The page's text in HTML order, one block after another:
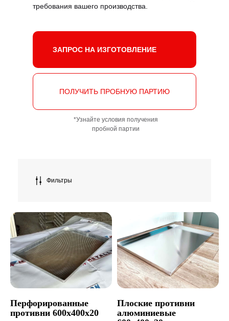
требования вашего производства.
ПОЛУЧИТЬ ПРОБНУЮ ПАРТИЮ
ЗАПРОС НА ИЗГОТОВЛЕНИЕ
*Узнайте условия получения
пробной партии
Фильтры
Перфорированные
противни 600х400х20
Плоские противни
алюминиевые